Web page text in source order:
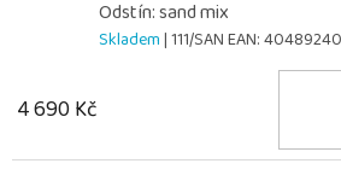
Odstín: sand mix
Skladem| 111/SANEAN:
4 690 Kč